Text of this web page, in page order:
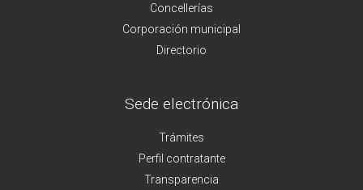
Concellerías
Corporación municipal
Directorio
Sede electrónica
Trámites
Perfil contratante
Transparencia